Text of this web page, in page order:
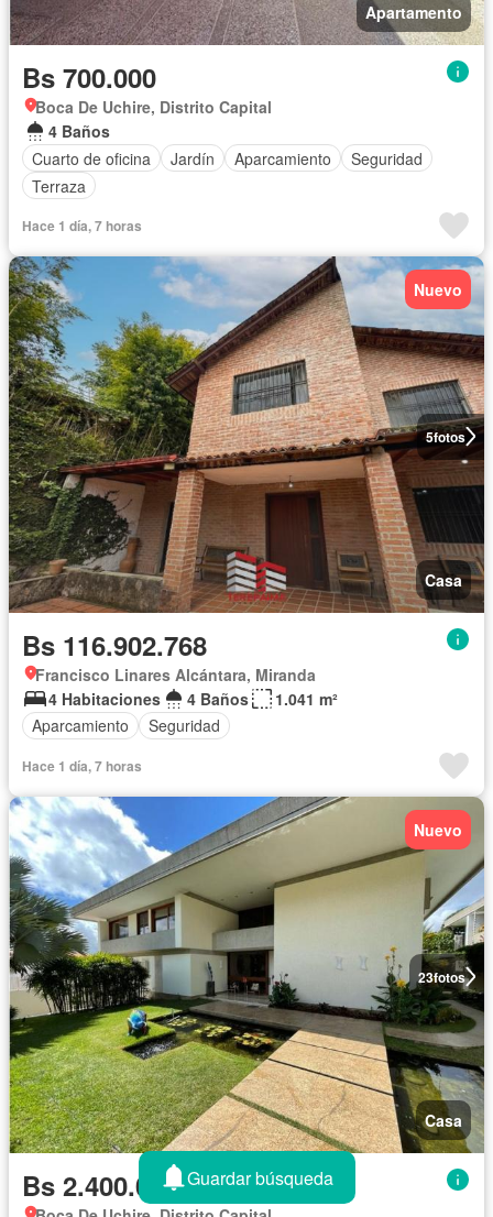
Apartamento
Bs 700.000
Boca De Uchire, Distrito Capital
4 Baños
Cuarto de oficina
Jardín Aparcamiento
Seguridad
Terraza
Hace 1 día, 7 horas
5fotos
Nuevo
Casa
Bs 116.902.768
Francisco Linares Alcántara, Miranda
4 Habitaciones
4 Baños
1.041 m²
Aparcamiento
Seguridad
Hace 1 día, 7 horas
23fotos
Nuevo
Casa
Bs 2.400.000 Guardar búsqueda